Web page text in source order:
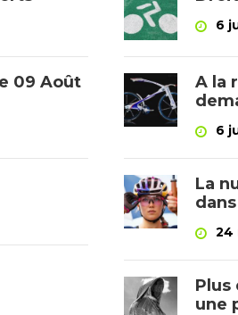
09 Août
6
A la
6
La
24
Plus
une